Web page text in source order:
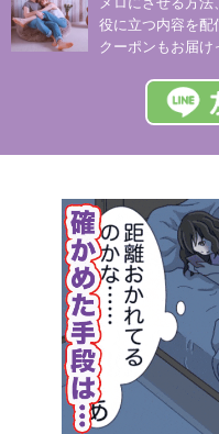
役に立つ内容を
クーポンもお届け